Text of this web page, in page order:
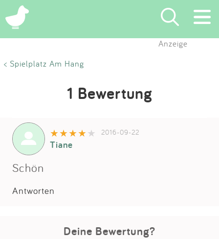
Eintragen
Anzeige
< Spielplatz Am Hang
1 Bewertung
2016-09-22
Tiane
Schön
Antworten
Deine Bewertung?